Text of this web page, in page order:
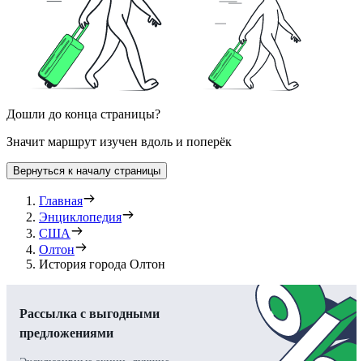
Дошли до конца страницы?
Значит маршрут изучен вдоль и поперёк
Вернуться к началу страницы
Главная
Энциклопедия
США
Олтон
История города Олтон
Рассылка с выгодными
предложениями